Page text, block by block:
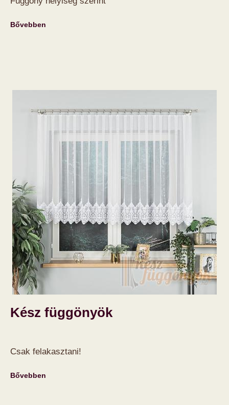
Bővebben
Kész függönyök
Csak felakasztani!
Bővebben